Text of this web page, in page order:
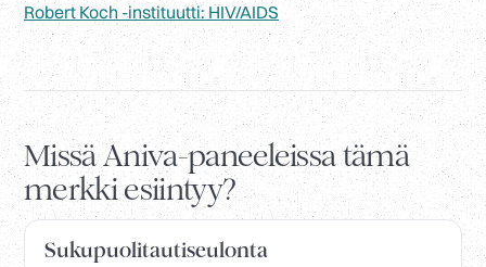
Robert Koch -instituutti: HIV/AIDS
Missä Aniva-paneeleissa tämä
merkki esiintyy?
Sukupuolitautiseulonta